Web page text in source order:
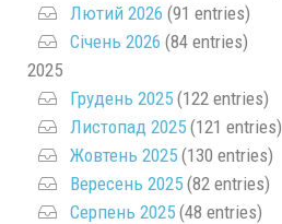
Лютий 2026 (91 entries)
Січень 2026 (84 entries)
2025
Грудень 2025 (122 entries)
Листопад 2025 (121 entries)
Жовтень 2025 (130 entries)
Вересень 2025 (82 entries)
Серпень 2025 (48 entries)